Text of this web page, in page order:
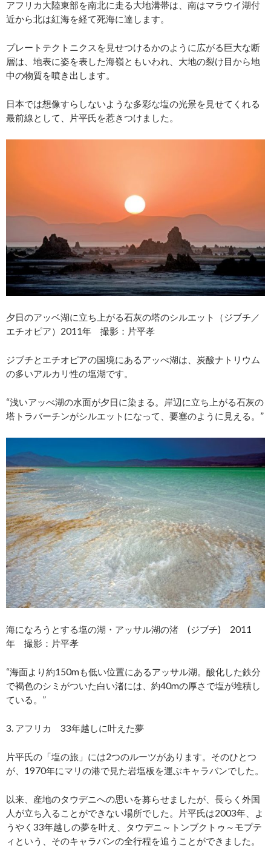
アフリカ大陸東部を南北に走る大地溝帯は、南はマラウイ湖付
近から北は紅海を経て死海に達します。
プレートテクトニクスを見せつけるかのように広がる巨大な断
層は、地表に姿を表した海嶺ともいわれ、大地の裂け目から地
中の物質を噴き出します。
日本では想像すらしないような多彩な塩の光景を見せてくれる
最前線として、片平氏を惹きつけました。
夕日のアッベ湖に立ち上がる石灰の塔のシルエット（ジブチ／
エチオピア）2011年 撮影：片平孝
ジブチとエチオピアの国境にあるアッべ湖は、炭酸ナトリウム
の多いアルカリ性の塩湖です。
“浅いアッべ湖の水面が夕日に染まる。岸辺に立ち上がる石灰の
塔トラバーチンがシルエットになって、要塞のように見える。”
海になろうとする塩の湖・アッサル湖の渚 (ジブチ) 2011
年 撮影：片平孝
“海面より約150mも低い位置にあるアッサル湖。酸化した鉄分
で褐色のシミがついた白い渚には、約40mの厚さで塩が堆積し
ている。”
3. アフリカ 33年越しに叶えた夢
片平氏の「塩の旅」には2つのルーツがあります。そのひとつ
が、1970年にマリの港で見た岩塩板を運ぶキャラバンでした。
以来、産地のタウデニへの思いを募らせましたが、長らく外国
人が立ち入ることができない場所でした。片平氏は2003年、よ
うやく33年越しの夢を叶え、タウデニ～トンブクトゥ～モプテ
ィという、そのキャラバンの全行程を追うことができました。